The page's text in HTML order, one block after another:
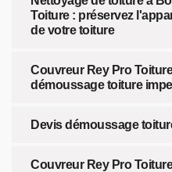
Toiture : préservez
de votre toiture
Couvreur Rey Pro
démoussage toiture
Devis démoussage
Couvreur Rey Pro